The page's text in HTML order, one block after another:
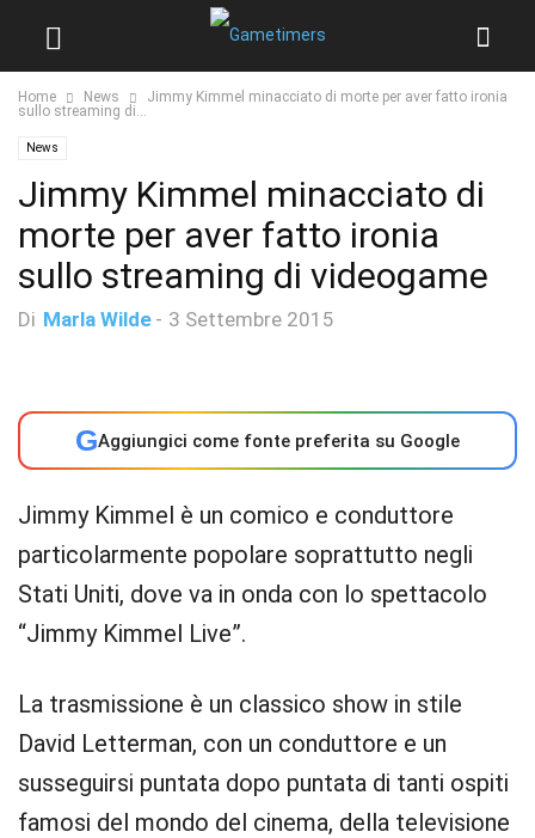
Home News
Jimmy Kimmel minacciato di morte per aver fatto ironia
sullo streaming di...
News
Jimmy Kimmel minacciato di
morte per aver fatto ironia
sullo streaming di videogame
Di Marla Wilde - 3 Settembre 2015
GAggiungici come fonte preferita su Google
Jimmy Kimmel è un comico e conduttore
particolarmente popolare soprattutto negli
Stati Uniti, dove va in onda con lo spettacolo
“Jimmy Kimmel Live”.
La trasmissione è un classico show in stile
David Letterman, con un conduttore e un
susseguirsi puntata dopo puntata di tanti ospiti
famosi del mondo del cinema, della televisione